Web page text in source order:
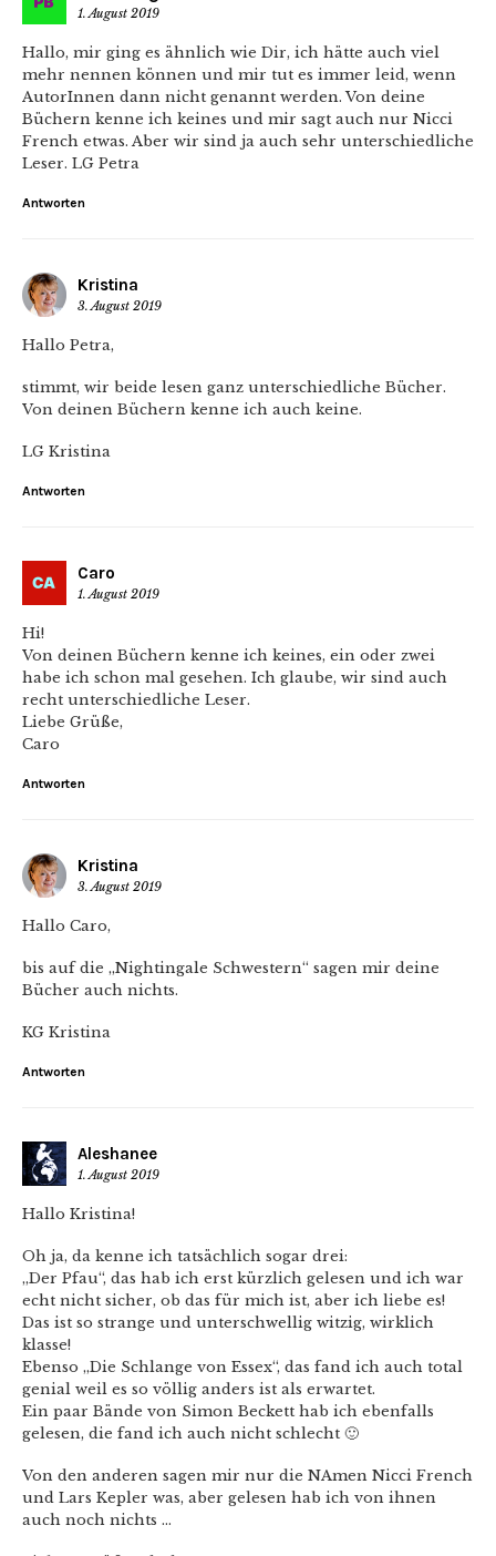
1. August 2019
Hallo, mir ging es ähnlich wie Dir, ich hätte auch viel
mehr nennen können und mir tut es immer leid, wenn
AutorInnen dann nicht genannt werden. Von deine
Büchern kenne ich keines und mir sagt auch nur Nicci
French etwas. Aber wir sind ja auch sehr unterschiedliche
Leser. LG Petra
Antworten
Kristina
3. August 2019
Hallo Petra,
stimmt, wir beide lesen ganz unterschiedliche Bücher.
Von deinen Büchern kenne ich auch keine.
LG Kristina
Antworten
Caro
1. August 2019
Hi!
Von deinen Büchern kenne ich keines, ein oder zwei
habe ich schon mal gesehen. Ich glaube, wir sind auch
recht unterschiedliche Leser.
Liebe Grüße,
Caro
Antworten
Kristina
3. August 2019
Hallo Caro,
bis auf die „Nightingale Schwestern“ sagen mir deine
Bücher auch nichts.
KG Kristina
Antworten
Aleshanee
1. August 2019
Hallo Kristina!
Oh ja, da kenne ich tatsächlich sogar drei:
„Der Pfau“, das hab ich erst kürzlich gelesen und ich war
echt nicht sicher, ob das für mich ist, aber ich liebe es!
Das ist so strange und unterschwellig witzig, wirklich
klasse!
Ebenso „Die Schlange von Essex“, das fand ich auch total
genial weil es so völlig anders ist als erwartet.
Ein paar Bände von Simon Beckett hab ich ebenfalls
gelesen, die fand ich auch nicht schlecht 🙂
Von den anderen sagen mir nur die NAmen Nicci French
und Lars Kepler was, aber gelesen hab ich von ihnen
auch noch nichts …